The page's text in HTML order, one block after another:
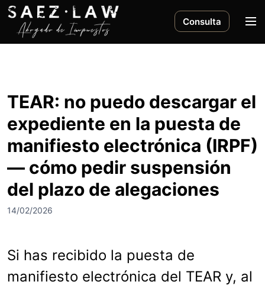
Consulta
M
TEAR: no puedo descargar el
expediente en la puesta de
manifiesto electrónica (IRPF)
— cómo pedir suspensión
del plazo de alegaciones
14/02/2026
Si has recibido la puesta de
manifiesto electrónica del TEAR y, al